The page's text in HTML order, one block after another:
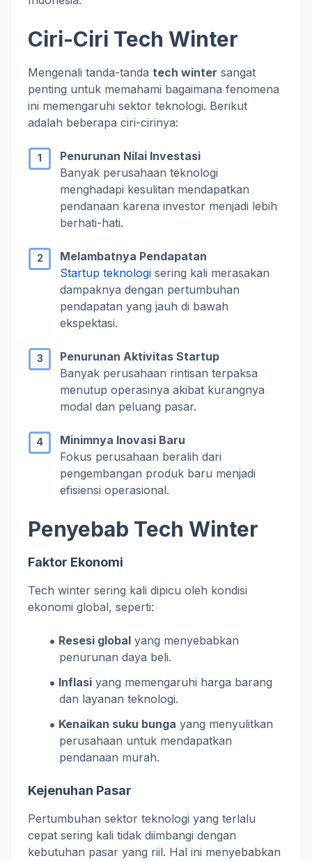
Ciri-Ciri Tech Winter
Mengenali tanda-tanda tech winter sangat
penting untuk memahami bagaimana fenomena
ini memengaruhi sektor teknologi. Berikut
adalah beberapa ciri-cirinya:
Penurunan Nilai Investasi
Banyak perusahaan teknologi
menghadapi kesulitan mendapatkan
pendanaan karena investor menjadi lebih
berhati-hati.
Melambatnya Pendapatan
Startup teknologi sering kali merasakan
dampaknya dengan pertumbuhan
pendapatan yang jauh di bawah
ekspektasi.
Penurunan Aktivitas Startup
Banyak perusahaan rintisan terpaksa
menutup operasinya akibat kurangnya
modal dan peluang pasar.
Minimnya Inovasi Baru
Fokus perusahaan beralih dari
pengembangan produk baru menjadi
efisiensi operasional.
Penyebab Tech Winter
Faktor Ekonomi
Tech winter sering kali dipicu oleh kondisi
ekonomi global, seperti:
Resesi global yang menyebabkan
penurunan daya beli.
Inflasi yang memengaruhi harga barang
dan layanan teknologi.
Kenaikan suku bunga yang menyulitkan
perusahaan untuk mendapatkan
pendanaan murah.
Kejenuhan Pasar
Pertumbuhan sektor teknologi yang terlalu
cepat sering kali tidak diimbangi dengan
kebutuhan pasar yang riil. Hal ini menyebabkan